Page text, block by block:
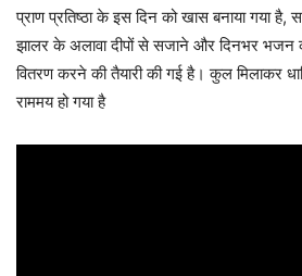
प्राण प्रतिष्ठा के इस दिन को खास बनाया गया है,
झालर के अलावा दीपों से सजाने और दिनभर भजन
वितरण करने की तैयारी की गई है। कुल मिलाकर
राममय हो गया है